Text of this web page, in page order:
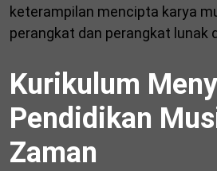
keterampilan mencipta karya
perangkat dan perangkat lunak
Kurikulum
Pendidikan
Zaman